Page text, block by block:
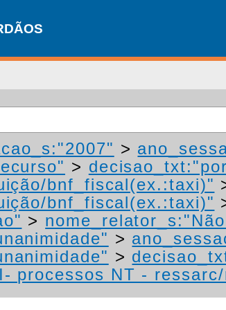
>
>
bnf_fiscal(ex.:taxi)"
bnf_fiscal(ex.:taxi)"
>
>
>
processos NT -